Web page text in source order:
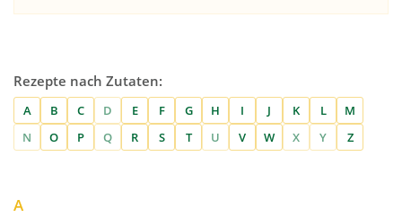
Rezepte nach Zutaten:
A B C D E F G H I J K L
M
N
O P Q R S T U V W X Y Z
A